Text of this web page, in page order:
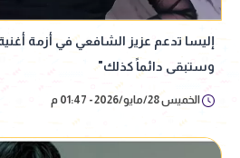
إليسا تدعم عزيز الشافعي في أزمة
وستبقى دائماً كذلك"
الخميس 28/مايو/2026 - 01:47 م